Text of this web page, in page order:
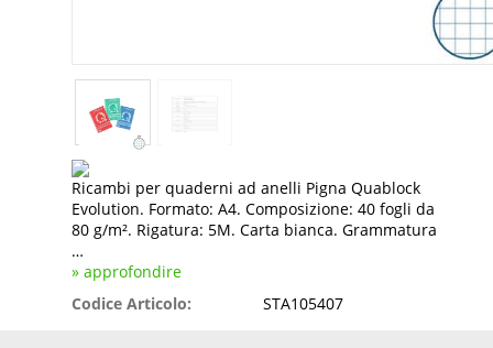
Ricambi per quaderni ad anelli Pigna Quablock
Evolution. Formato: A4. Composizione: 40 fogli da
80 g/m². Rigatura: 5M. Carta bianca. Grammatura
…
» approfondire
Codice Articolo:
STA105407